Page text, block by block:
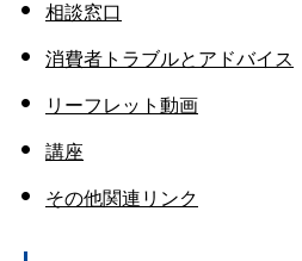
相談窓口
消費者トラブルとアドバイス
リーフレット動画
講座
その他関連リンク